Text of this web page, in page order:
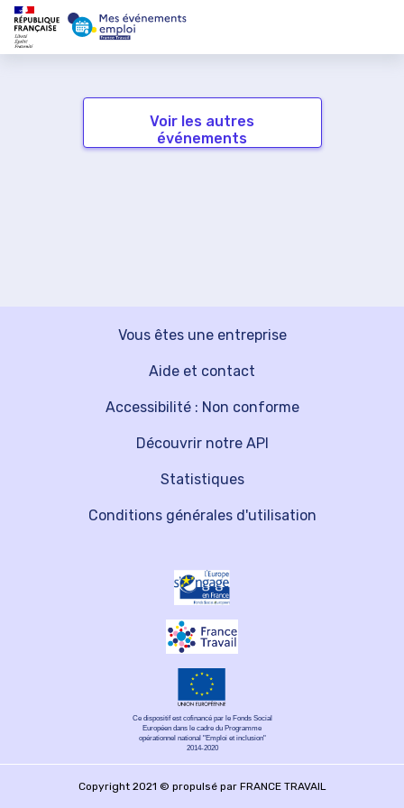
Voir les autres
événements
Vous êtes une entreprise
Découvrir notre API
Aide et contact
Statistiques
Accessibilité : Non conforme
Conditions générales d'utilisation
Ce dispositif est cofinancé par le Fonds Social
Européen dans le cadre du Programme
opérationnel national "Emploi et inclusion"
2014-2020
Copyright 2021 © propulsé par FRANCE TRAVAIL